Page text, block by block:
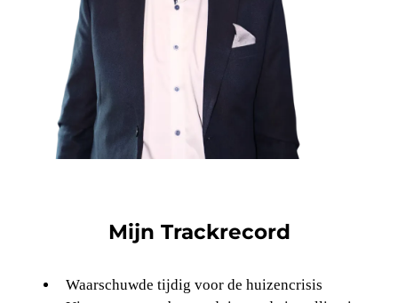
Mijn Trackrecord
Waarschuwde tijdig voor de huizencrisis